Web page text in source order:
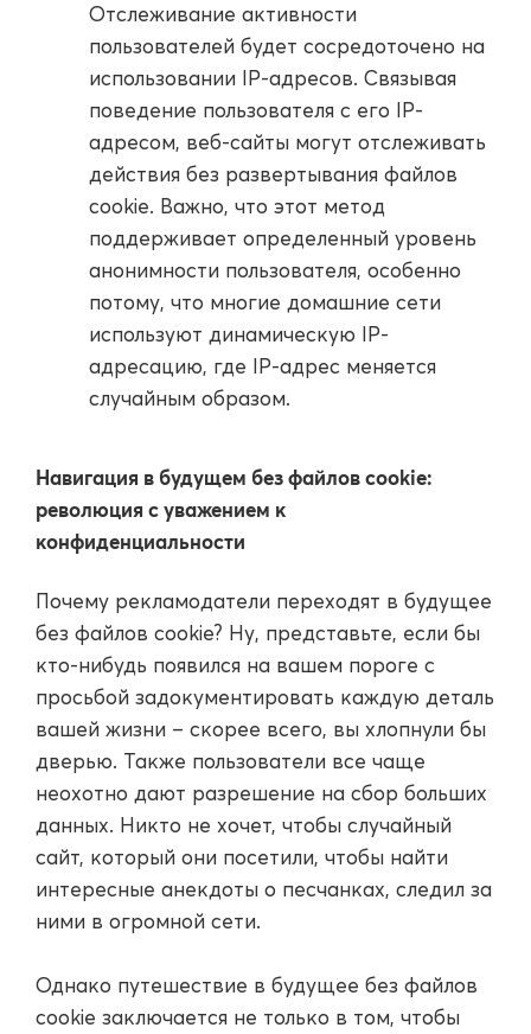
Отслеживание активности
пользователей будет сосредоточено на
использовании IP-адресов. Связывая
поведение пользователя с его IP-
адресом, веб-сайты могут отслеживать
действия без развертывания файлов
cookie. Важно, что этот метод
поддерживает определенный уровень
анонимности пользователя, особенно
потому, что многие домашние сети
используют динамическую IP-
адресацию, где IP-адрес меняется
случайным образом.
Навигация в будущем без файлов cookie:
революция с уважением к
конфиденциальности
Почему рекламодатели переходят в будущее
без файлов cookie? Ну, представьте, если бы
кто-нибудь появился на вашем пороге с
просьбой задокументировать каждую деталь
вашей жизни – скорее всего, вы хлопнули бы
дверью. Также пользователи все чаще
неохотно дают разрешение на сбор больших
данных. Никто не хочет, чтобы случайный
сайт, который они посетили, чтобы найти
интересные анекдоты о песчанках, следил за
ними в огромной сети.
Однако путешествие в будущее без файлов
cookie заключается не только в том, чтобы